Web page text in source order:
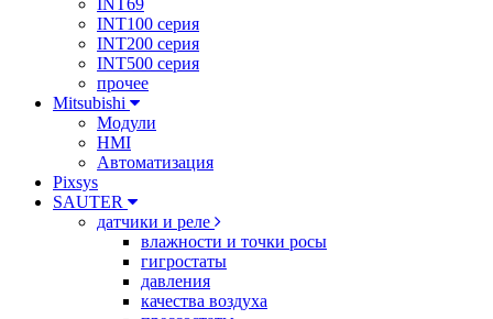
INT69
INT100 серия
INT200 серия
INT500 серия
прочее
Mitsubishi
Модули
HMI
Автоматизация
Pixsys
SAUTER
датчики и реле
влажности и точки росы
гигростаты
давления
качества воздуха